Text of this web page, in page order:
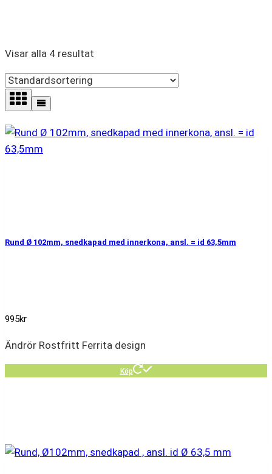
Visar alla 4 resultat
Rund Ø 102mm, snedkapad med innerkona, ansl. = id 63,5mm
995kr
Ändrör Rostfritt Ferrita design
Köp